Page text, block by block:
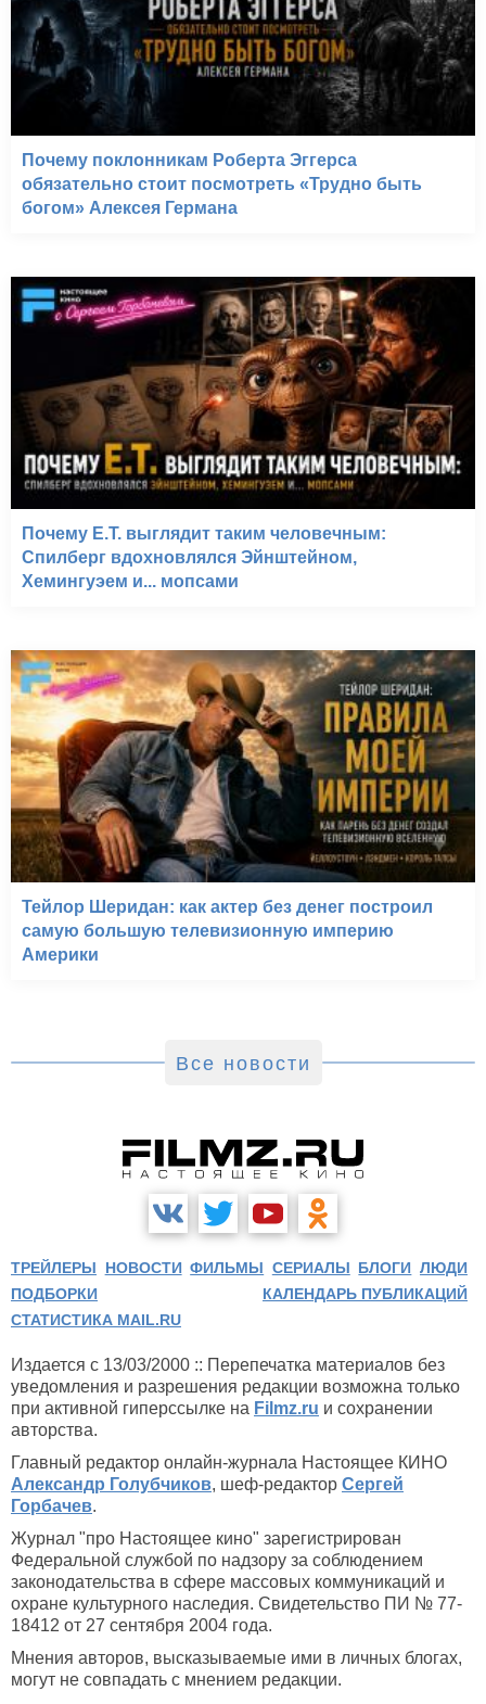
Почему поклонникам Роберта Эггерса
обязательно стоит посмотреть «Трудно быть
богом» Алексея Германа
Почему E.T. выглядит таким человечным:
Спилберг вдохновлялся Эйнштейном,
Хемингуэем и... мопсами
Тейлор Шеридан: как актер без денег построил
самую большую телевизионную империю
Америки
Все новости
ТРЕЙЛЕРЫ НОВОСТИ ФИЛЬМЫ СЕРИАЛЫ БЛОГИ ЛЮДИ
ПОДБОРКИ
КАЛЕНДАРЬ ПУБЛИКАЦИЙ
СТАТИСТИКА MAIL.RU
Издается с 13/03/2000 :: Перепечатка материалов без
уведомления и разрешения редакции возможна только
при активной гиперссылке на Filmz.ru и сохранении
авторства.
Главный редактор онлайн-журнала Настоящее КИНО
Александр Голубчиков, шеф-редактор Сергей
Горбачев.
Журнал "про Настоящее кино" зарегистрирован
Федеральной службой по надзору за соблюдением
законодательства в сфере массовых коммуникаций и
охране культурного наследия. Свидетельство ПИ № 77-
18412 от 27 сентября 2004 года.
Мнения авторов, высказываемые ими в личных блогах,
могут не совпадать с мнением редакции.